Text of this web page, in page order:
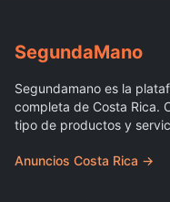
SegundaMano
Segundamano es la
completa de Costa Rica.
tipo de productos y
Anuncios Costa Rica →